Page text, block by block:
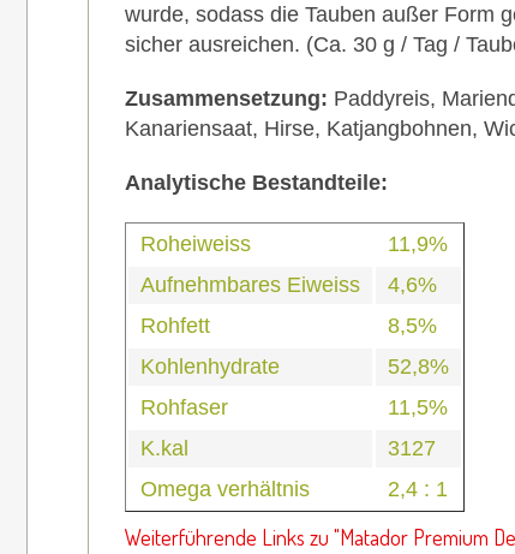
wurde, sodass die Tauben außer Form
sicher ausreichen. (Ca. 30 g / Tag /
Zusammensetzung: Paddyreis,
Kanariensaat, Hirse, Katjangbohnen,
Analytische Bestandteile:
Roheiweiss
11,9%
Aufnehmbares Eiweiss
4,6%
Rohfett
8,5%
Kohlenhydrate
52,8%
Rohfaser
11,5%
K.kal
3127
Omega verhältnis
2,4 : 1
Weiterführende Links zu "Matador Premium